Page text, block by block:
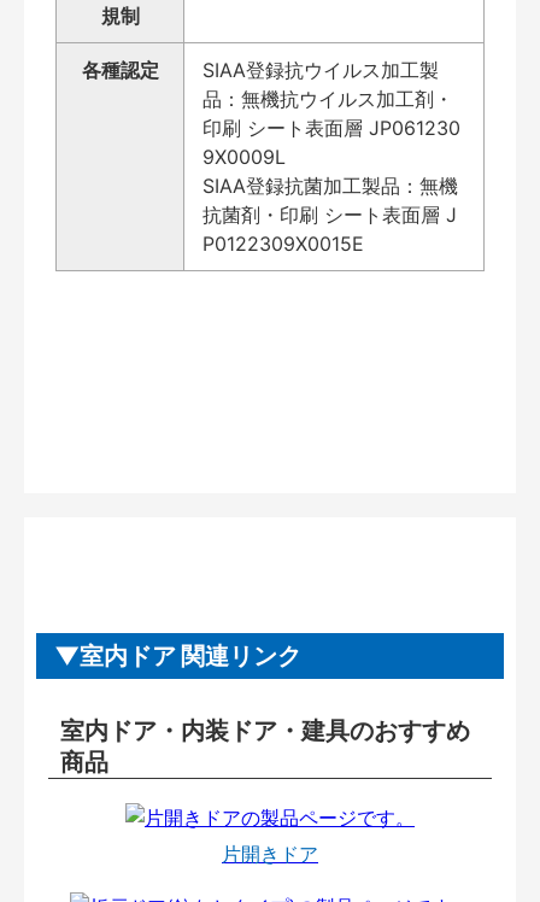
規制
各種認定
SIAA登録抗ウイルス加工製
品：無機抗ウイルス加工剤・
印刷 シート表面層 JP061230
9X0009L
SIAA登録抗菌加工製品：無機
抗菌剤・印刷 シート表面層 J
P0122309X0015E
室内ドア 関連リンク
室内ドア・内装ドア・建具のおすすめ
商品
片開きドア